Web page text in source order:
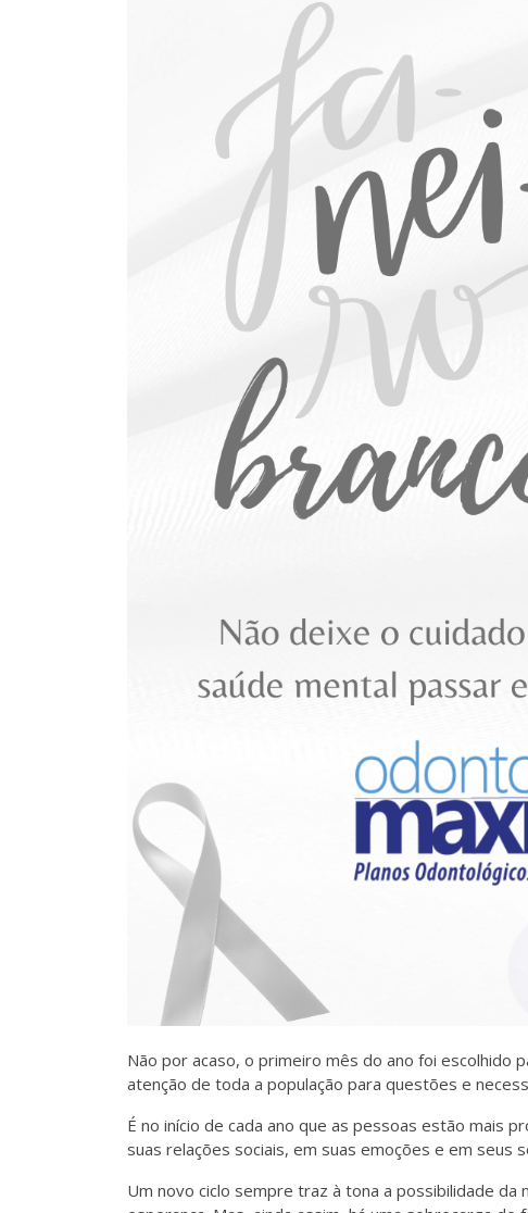
Não por acaso, o primeiro mês do ano foi escolhido
atenção de toda a população para questões e
É no início de cada ano que as pessoas estão mais
suas relações sociais, em suas emoções e em seus
Um novo ciclo sempre traz à tona a possibilidade